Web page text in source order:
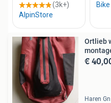
Ortlieb
€
Haren Gn